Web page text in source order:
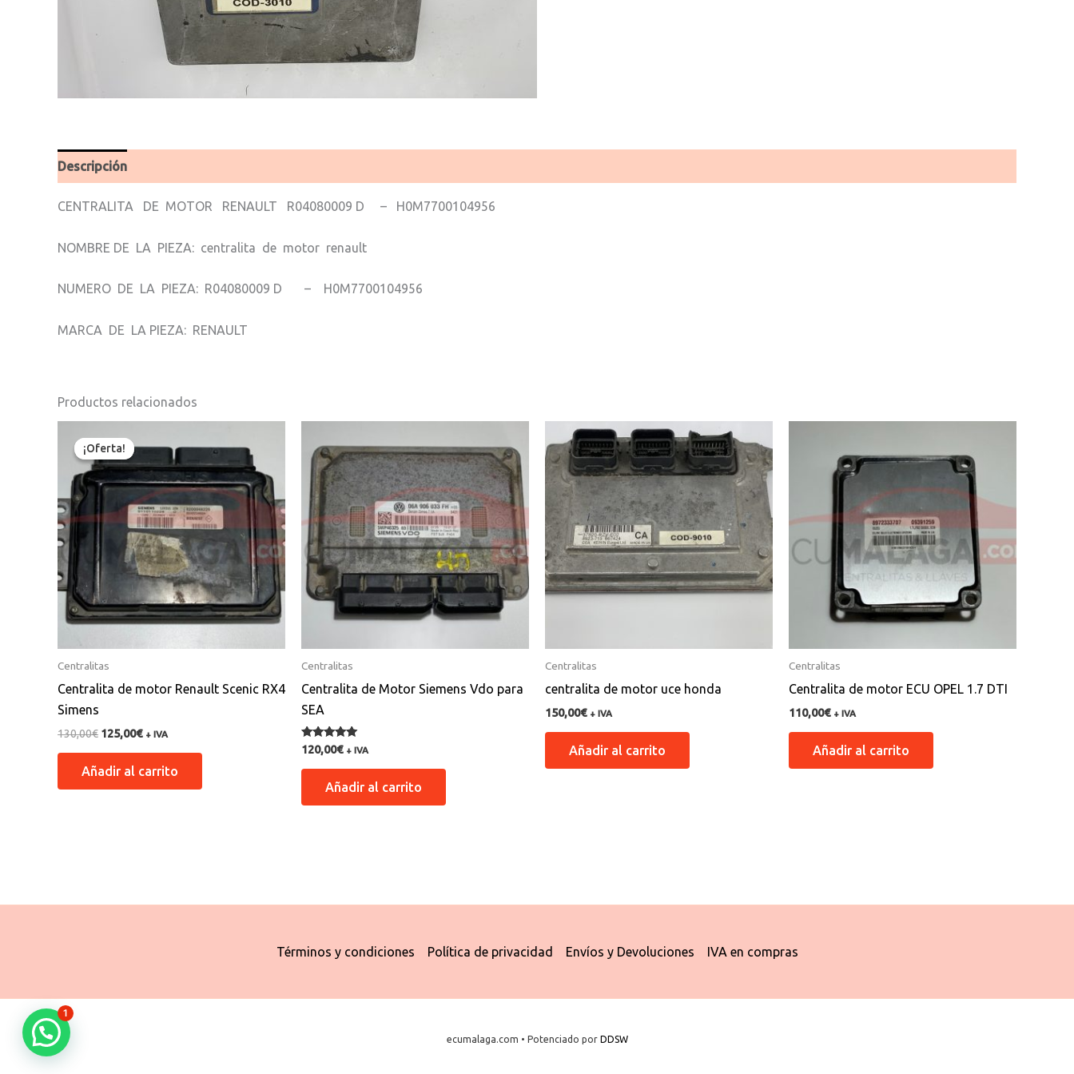
Descripción
CENTRALITA DE MOTOR RENAULT R04080009 D – H0M7700104956
NOMBRE DE LA PIEZA: centralita de motor renault
NUMERO DE LA PIEZA: R04080009 D – H0M7700104956
MARCA DE LA PIEZA: RENAULT
Productos relacionados
¡Oferta!
¡Oferta!
Centralitas
Centralita de motor Renault Scenic RX4
Simens
130,00€
precio
original
era:
130,00€.
125,00€
actual
es:
125,00€.
+ IVA
Añadir al carrito
Centralitas
Centralita de Motor Siemens Vdo para
SEA
Valorado con
5.00
de 5
120,00€ + IVA
Añadir al carrito
Centralitas
centralita de motor uce honda
150,00€ + IVA
Añadir al carrito
Centralitas
Centralita de motor ECU OPEL 1.7 DTI
110,00€ + IVA
Añadir al carrito
Términos y condiciones Política de privacidad Envíos y Devoluciones IVA en compras
ecumalaga.com • Potenciado por DDSW
1